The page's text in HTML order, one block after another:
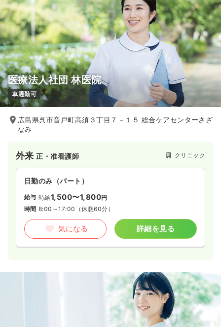
医療法人社団 林医院
車通勤可
広島県呉市音戸町高須３丁目７－１５ 総合ケアセンターさざ
なみ
外来正・准看護師 クリニック
日勤のみ（パート）
給与 時給1,500〜1,800円
時間 8:00～17:00 （休憩60分）
気になる 詳細を見る